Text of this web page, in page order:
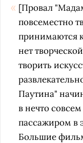
[Провал
повсеместно
принимаются
нет
творить
Паутина"
в нечто
пассажиром в
Большие